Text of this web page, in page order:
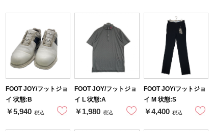
FOOT JOY/フットジョ
イ 状態:B
￥5,940 税込
FOOT JOY/フットジョ
イ L 状態:A
￥1,980 税込
FOOT JOY/フットジョ
イ M 状態:S
￥4,400 税込